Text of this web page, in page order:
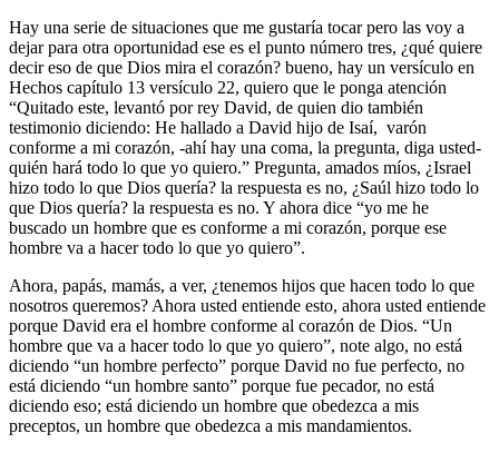
Hay una serie de situaciones que me gustaría tocar pero las voy a
dejar para otra oportunidad ese es el punto número tres, ¿qué quiere
decir eso de que Dios mira el corazón? bueno, hay un versículo en
Hechos capítulo 13 versículo 22, quiero que le ponga atención
“Quitado este, levantó por rey David, de quien dio también
testimonio diciendo: He hallado a David hijo de Isaí, varón
conforme a mi corazón, -ahí hay una coma, la pregunta, diga usted-
quién hará todo lo que yo quiero.” Pregunta, amados míos, ¿Israel
hizo todo lo que Dios quería? la respuesta es no, ¿Saúl hizo todo lo
que Dios quería? la respuesta es no. Y ahora dice “yo me he
buscado un hombre que es conforme a mi corazón, porque ese
hombre va a hacer todo lo que yo quiero”.
Ahora, papás, mamás, a ver, ¿tenemos hijos que hacen todo lo que
nosotros queremos? Ahora usted entiende esto, ahora usted entiende
porque David era el hombre conforme al corazón de Dios. “Un
hombre que va a hacer todo lo que yo quiero”, note algo, no está
diciendo “un hombre perfecto” porque David no fue perfecto, no
está diciendo “un hombre santo” porque fue pecador, no está
diciendo eso; está diciendo un hombre que obedezca a mis
preceptos, un hombre que obedezca a mis mandamientos.